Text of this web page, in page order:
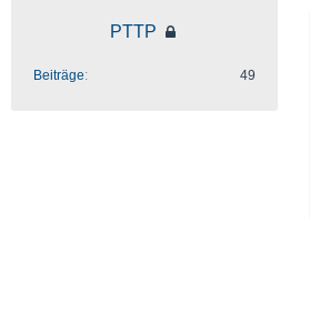
PTTP
Beiträge 49